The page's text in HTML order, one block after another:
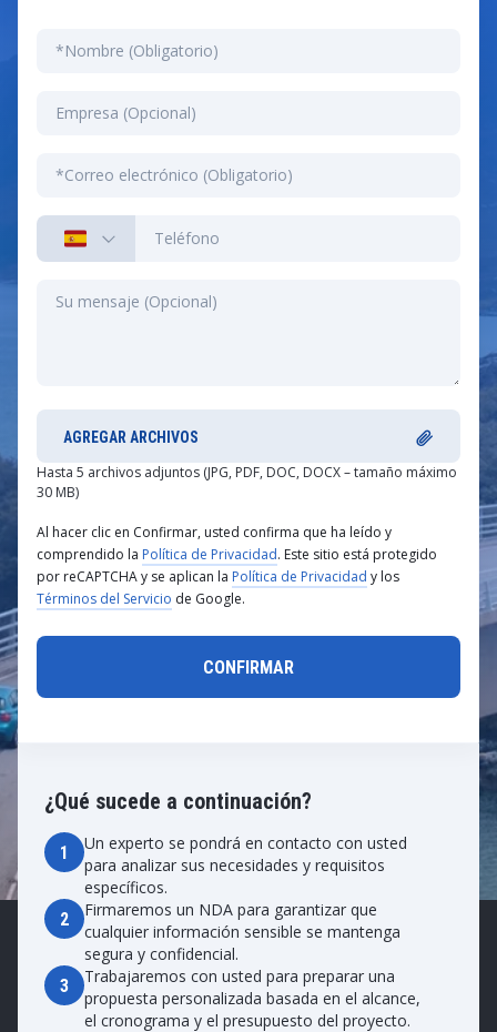
¿Qué sucede a continuación?
1
Un experto se pondrá en contacto con usted
para analizar sus necesidades y requisitos
específicos.
2
Firmaremos un NDA para garantizar que
cualquier información sensible se mantenga
segura y confidencial.
3
Trabajaremos con usted para preparar una
propuesta personalizada basada en el alcance,
el cronograma y el presupuesto del proyecto.
AGREGAR ARCHIVOS
Hasta 5 archivos adjuntos (JPG, PDF, DOC, DOCX – tamaño máximo
30 MB)
Al hacer clic en Confirmar, usted confirma que ha leído y
comprendido la Política de Privacidad. Este sitio está protegido
por reCAPTCHA y se aplican la Política de Privacidad y los
Términos del Servicio de Google.